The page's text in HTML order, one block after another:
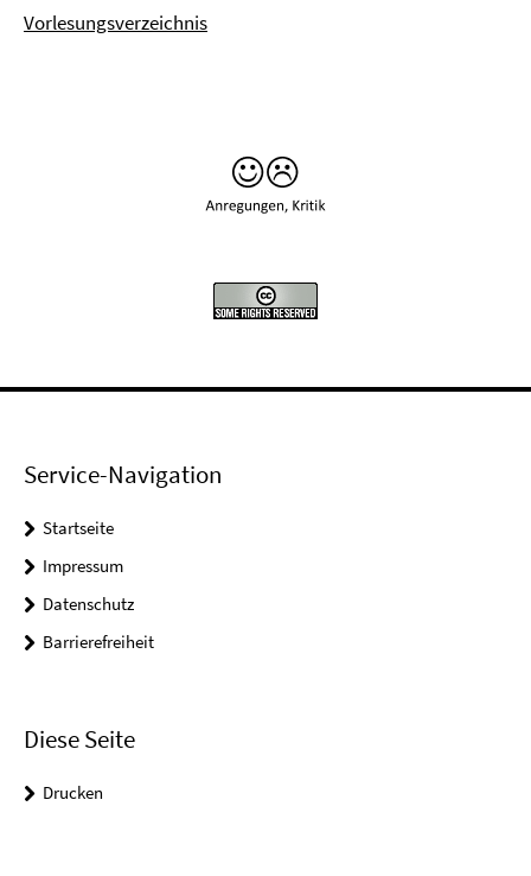
Vorlesungsverzeichnis
Service-Navigation
Startseite
Impressum
Datenschutz
Barrierefreiheit
Diese Seite
Drucken